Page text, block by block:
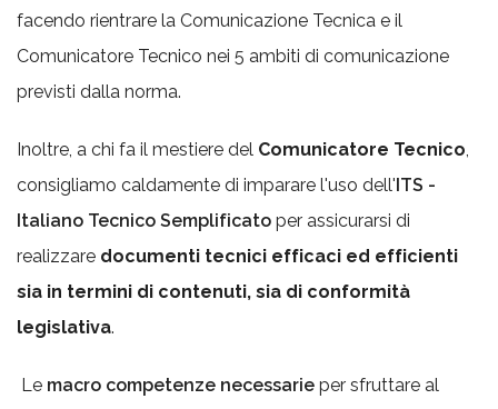
facendo rientrare la Comunicazione Tecnica e il
Comunicatore Tecnico nei 5 ambiti di comunicazione
previsti dalla norma.
Inoltre, a chi fa il mestiere del Comunicatore Tecnico,
consigliamo caldamente di imparare l'uso dell'ITS -
Italiano Tecnico Semplificato per assicurarsi di
realizzare documenti tecnici efficaci ed efficienti
sia in termini di contenuti, sia di conformità
legislativa.
Le macro competenze necessarie per sfruttare al